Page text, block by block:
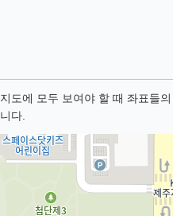
도에 모두 보여야 할 때 좌표들
다.